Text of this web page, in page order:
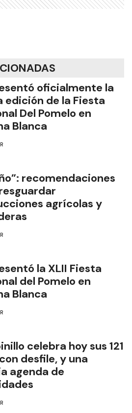
oficialmente la
edición de la Fiesta
Del Pomelo en
Blanca
recomendaciones
agrícolas y
la XLII Fiesta
del Pomelo en
Blanca
celebra hoy sus 121
desfile, y una
agenda de